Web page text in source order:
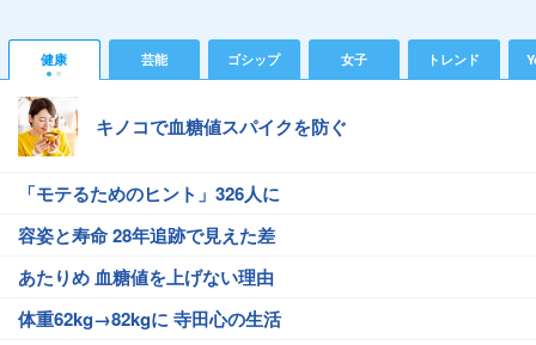
健康 芸能 ゴシップ 女子 トレンド
キノコで血糖値スパイクを防ぐ
「モテるためのヒント」326人に
容姿と寿命 28年追跡で見えた差
あたりめ 血糖値を上げない理由
体重62kg→82kgに 寺田心の生活